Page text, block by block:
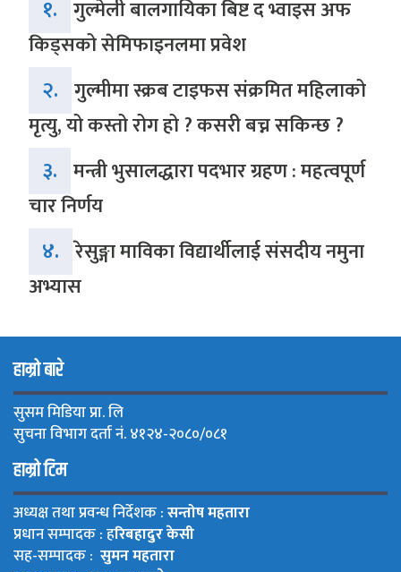
१. गुल्मेली बालगायिका बिष्ट द भ्वाइस अफ
किड्सको सेमिफाइनलमा प्रवेश
२. गुल्मीमा स्क्रब टाइफस संक्रमित महिलाको
मृत्यु, यो कस्तो रोग हो ? कसरी बच्न सकिन्छ ?
३. मन्त्री भुसालद्धारा पदभार ग्रहण : महत्वपूर्ण
चार निर्णय
४. रेसुङ्गा माविका विद्यार्थीलाई संसदीय नमुना
अभ्यास
हाम्रो बारे
सुसम मिडिया प्रा. लि
सुचना विभाग दर्ता नं. ४१२४-२०८०/०८१
हाम्रो टिम
अध्यक्ष तथा प्रवन्ध निर्देशक :सन्तोष महतारा
प्रधान सम्पादक : हरिबहादुर केसी
सह-सम्पादक : सुमन महतारा